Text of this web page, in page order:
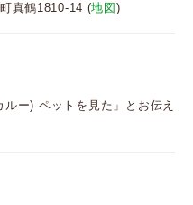
真鶴1810-14 (地図 )
ー) ペットを見た」とお伝え